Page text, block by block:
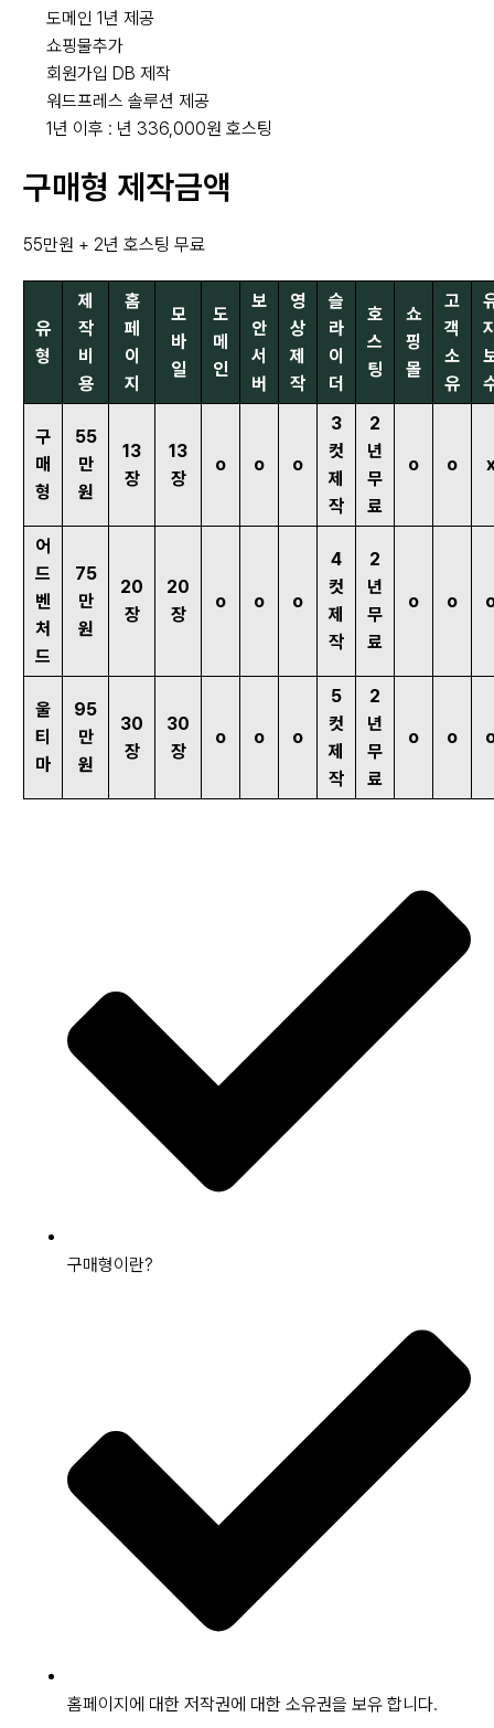
도메인 1년 제공
쇼핑물추가
회원가입 DB 제작
워드프레스 솔루션 제공
1년 이후 : 년 336,000원 호스팅
구매형 제작금액
55만원 + 2년 호스팅 무료
유
형
제
작
비
용
홈
페
이
지
모
바
일
도
메
인
보
안
서
버
영
상
제
작
슬
라
이
더
호
스
팅
쇼
핑
몰
고
객
소
유
구
매
형
55
만
원
13
장
13
장
o o o
3
컷
제
작
2
년
무
료
o o
어
드
벤
처
드
75
만
원
20
장
20
장
o o o
4
컷
제
작
2
년
무
료
o o
울
티
마
95
만
원
30
장
30
장
o o o
5
컷
제
작
2
년
무
료
o o
구매형이란?
홈페이지에 대한 저작권에 대한 소유권을 보유 합니다.